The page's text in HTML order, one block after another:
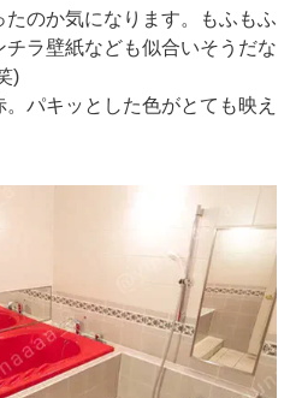
のか気になります。もふもふ
ラ壁紙なども似合いそうだな
)
パキッとした色がとても映え